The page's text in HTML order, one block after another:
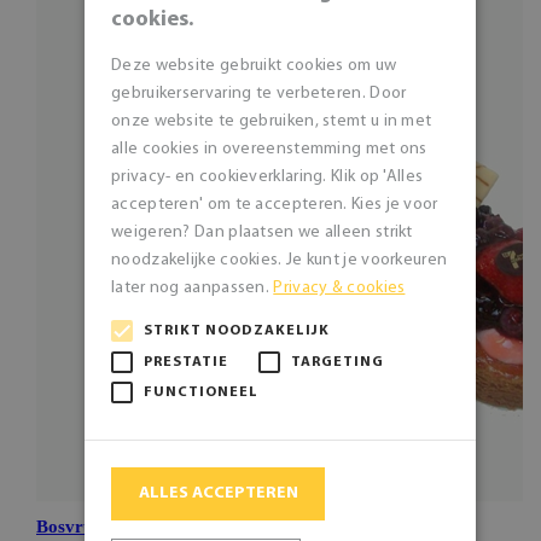
cookies.
Deze website gebruikt cookies om uw
gebruikerservaring te verbeteren. Door
onze website te gebruiken, stemt u in met
alle cookies in overeenstemming met ons
privacy- en cookieverklaring. Klik op 'Alles
accepteren' om te accepteren. Kies je voor
weigeren? Dan plaatsen we alleen strikt
noodzakelijke cookies. Je kunt je voorkeuren
later nog aanpassen.Privacy & cookies
STRIKT NOODZAKELIJK
PRESTATIE TARGETING
FUNCTIONEEL
ALLES ACCEPTEREN